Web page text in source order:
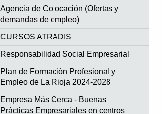
Agencia de Colocación (Ofertas y
demandas de empleo)
CURSOS ATRADIS
Responsabilidad Social Empresarial
Plan de Formación Profesional y
Empleo de La Rioja 2024-2028
Empresa Más Cerca - Buenas
Prácticas Empresariales en centros